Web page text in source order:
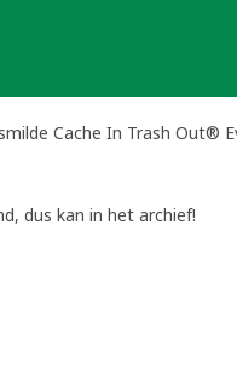
Cache In Trash Out®
dus kan in het archief!